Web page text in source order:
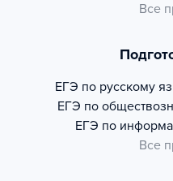
Все
ЕГЭ по русскому
ЕГЭ по
ЕГЭ по
Все